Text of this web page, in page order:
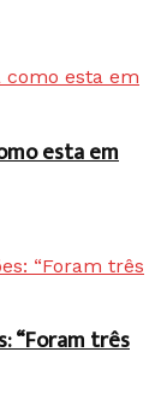
esta em
“Foram três